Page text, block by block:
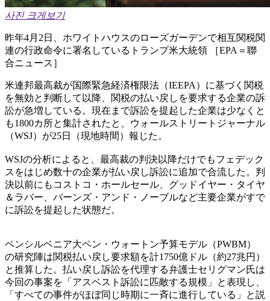
사진 크게보기
昨年4月2日、ホワイトハウスのローズガーデンで相互関税関
連の行政命令に署名しているトランプ米大統領 ［EPA＝聯
合ニュース］
米連邦最高裁が国際緊急経済権限法（IEEPA）に基づく関税
を無効と判断して以降、関税の払い戻しを要求する企業の訴
訟が急増している。現在まで訴訟を提起した企業は少なくと
も1800カ所と集計されたと、ウォールストリートジャーナル
（WSJ）が25日（現地時間）報じた。
WSJの分析によると、最高裁の判決以降だけでもフェデック
スをはじめ数十の企業が払い戻し訴訟に追加で合流した。判
決以前にもコストコ・ホールセール、グッドイヤー・タイヤ
＆ラバー、バーンズ・アンド・ノーブルなど主要企業がすで
に訴訟を提起した状態だ。
ペンシルベニア大ペン・ウォートン予算モデル（PWBM）
の研究陣は関税払い戻し要求額を計1750億ドル（約27兆円）
と推算した。払い戻し訴訟を代理する弁護士セリグマン氏は
今回の事案を「アスベスト訴訟に匹敵する規模」と表現し、
「すべての事件がほぼ同じ時期に一斉に進行している」と説